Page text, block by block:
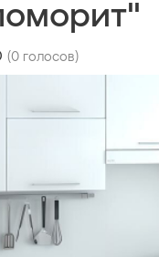
(0 голосов)